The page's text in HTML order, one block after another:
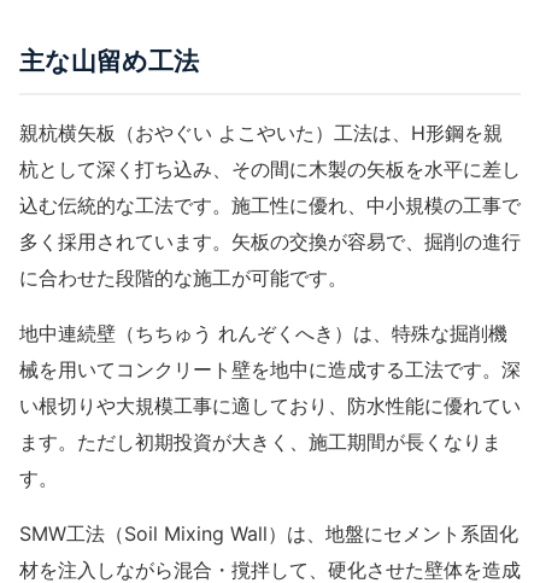
主な山留め工法
親杭横矢板（おやぐい よこやいた）工法は、H形鋼を親
杭として深く打ち込み、その間に木製の矢板を水平に差し
込む伝統的な工法です。施工性に優れ、中小規模の工事で
多く採用されています。矢板の交換が容易で、掘削の進行
に合わせた段階的な施工が可能です。
地中連続壁（ちちゅう れんぞくへき）は、特殊な掘削機
械を用いてコンクリート壁を地中に造成する工法です。深
い根切りや大規模工事に適しており、防水性能に優れてい
ます。ただし初期投資が大きく、施工期間が長くなりま
す。
SMW工法（Soil Mixing Wall）は、地盤にセメント系固化
材を注入しながら混合・撹拌して、硬化させた壁体を造成